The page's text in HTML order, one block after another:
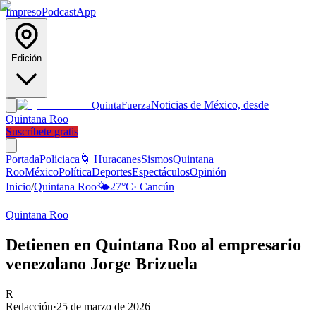
ImpresoPodcastApp
Edición
QuintaFuerzaNoticias de México, desde
Quintana Roo
Suscríbete gratis
PortadaPoliciaca 🌀 HuracanesSismosQuintana
RooMéxicoPolíticaDeportesEspectáculosOpinión
Inicio/Quintana Roo🌤️27°C· Cancún
Quintana Roo
Detienen en Quintana Roo al empresario
venezolano Jorge Brizuela
R
Redacción·25 de marzo de 2026